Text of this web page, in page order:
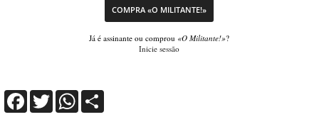
COMPRA «O MILITANTE!»
Já é assinante ou comprou «O Militante!»?
Inicie sessão
FacebookTwitterWhatsApp